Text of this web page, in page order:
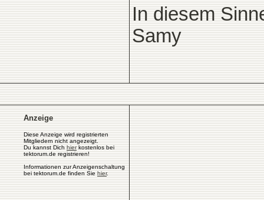
In diesem
Samy
Anzeige
Diese Anzeige wird registrierten
Mitgliedern nicht angezeigt.
Du kannst Dich hierkostenlos bei
tektorum.de registrieren!
Informationen zur Anzeigenschaltung
bei tektorum.de finden Sie hier.